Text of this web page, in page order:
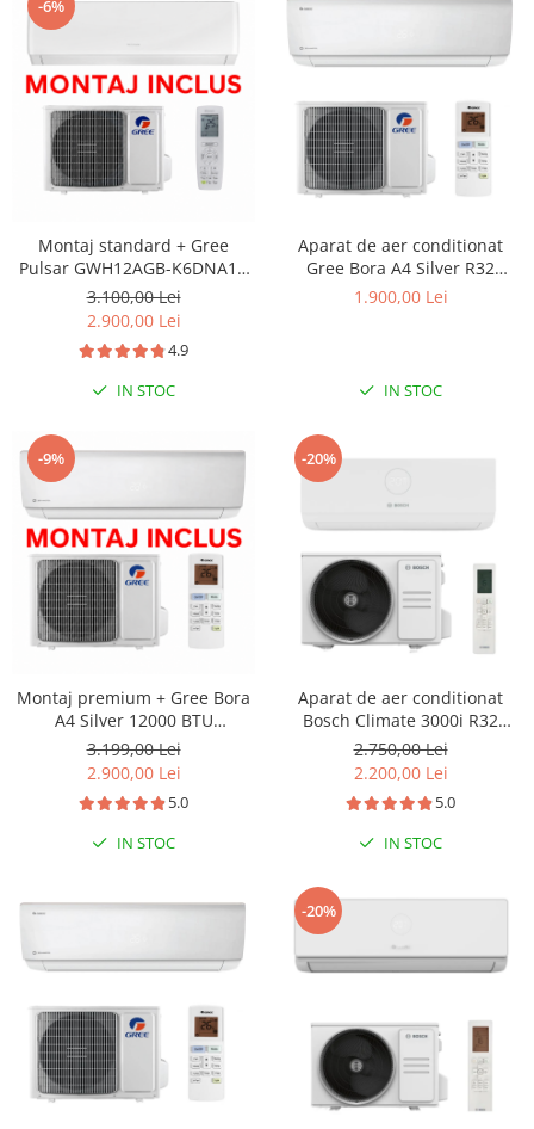
-6%
Montaj standard + Gree
Pulsar GWH12AGB-K6DNA1A
Inverter 12000 BTU
3.100,00 Lei
2.900,00 Lei
4.9
IN STOC
Aparat de aer conditionat
Gree Bora A4 Silver R32
GWH12AAB-K6DNA4B Inverter
1.900,00 Lei
IN STOC
-9%
Montaj premium + Gree Bora
A4 Silver 12000 BTU
GWH12AAB-K6DNA4A, Clasa
A++, Wi-Fi
3.199,00 Lei
2.900,00 Lei
5.0
IN STOC
-20%
Aparat de aer conditionat
Bosch Climate 3000i R32
Inverter 12000 BTU, filtru cu
catalizator rece, ventilator 4
Clean, repornire automata,
CL3000iU W 35 E - CL3000i 35
2.750,00 Lei
2.200,00 Lei
5.0
IN STOC
-20%